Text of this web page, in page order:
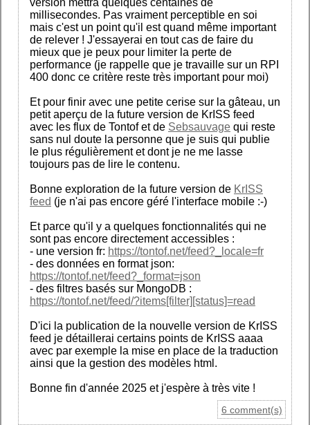
version mettra quelques centaines de
millisecondes. Pas vraiment perceptible en soi
mais c'est un point qu'il est quand même important
de relever ! J'essayerai en tout cas de faire du
mieux que je peux pour limiter la perte de
performance (je rappelle que je travaille sur un RPI
400 donc ce critère reste très important pour moi)
Et pour finir avec une petite cerise sur la gâteau, un
petit aperçu de la future version de KrISS feed
avec les flux de Tontof et de Sebsauvage qui reste
sans nul doute la personne que je suis qui publie
le plus régulièrement et dont je ne me lasse
toujours pas de lire le contenu.
Bonne exploration de la future version de KrISS
feed (je n'ai pas encore géré l'interface mobile :-)
Et parce qu'il y a quelques fonctionnalités qui ne
sont pas encore directement accessibles :
- une version fr: https://tontof.net/feed?_locale=fr
- des données en format json:
https://tontof.net/feed?_format=json
- des filtres basés sur MongoDB :
https://tontof.net/feed/?items[filter][status]=read
D'ici la publication de la nouvelle version de KrISS
feed je détaillerai certains points de KrISS aaaa
avec par exemple la mise en place de la traduction
ainsi que la gestion des modèles html.
Bonne fin d'année 2025 et j'espère à très vite !
6 comment(s)